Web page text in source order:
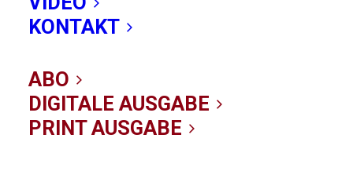
KONTAKT
ABO
DIGITALE AUSGABE
PRINT AUSGABE